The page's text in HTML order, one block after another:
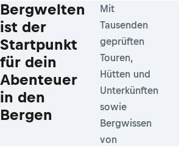
Bergwelten
ist der
Startpunkt
für dein
Abenteuer
in den
Bergen
Mit
Tausenden
geprüften
Touren,
Hütten und
Unterkünften
sowie
Bergwissen
von